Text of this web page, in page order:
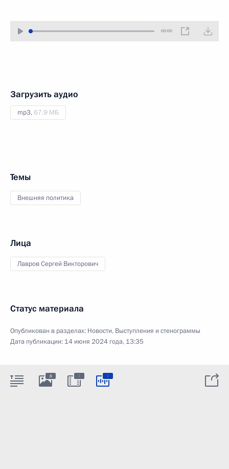
00:00
Загрузить аудио
mp3,67.9 МБ
Темы
Внешняя политика
Лица
Лавров Сергей Викторович
Статус материала
Опубликован в разделах: Новости, Выступления и стенограммы
Дата публикации: 14 июня 2024 года, 13:35
8 : :